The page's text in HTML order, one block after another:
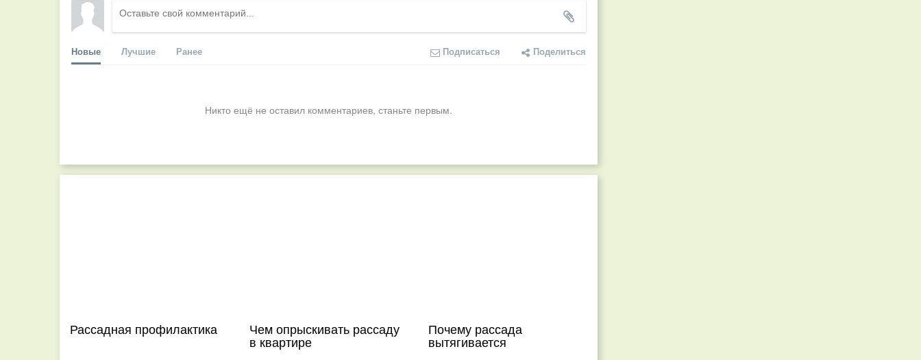
Новые Лучшие Ранее Подписаться Поделиться
Никто ещё не оставил комментариев, станьте первым.
Рассадная профилактика Чем опрыскивать рассаду
в квартире
Почему рассада
вытягивается